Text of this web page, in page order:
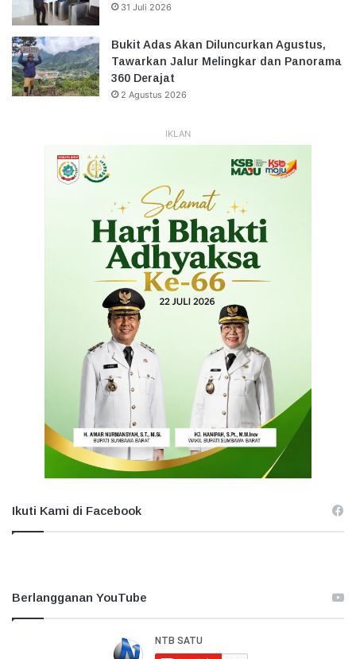
31 Juli 2026
Bukit Adas Akan Diluncurkan Agustus,
Tawarkan Jalur Melingkar dan Panorama
360 Derajat
2 Agustus 2026
IKLAN
Ikuti Kami di Facebook
Berlangganan YouTube